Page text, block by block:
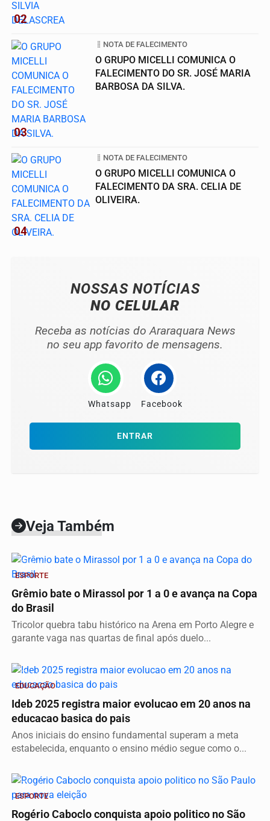
02
03
NOTA DE FALECIMENTO
O GRUPO MICELLI COMUNICA O
FALECIMENTO DO SR. JOSÉ MARIA
BARBOSA DA SILVA.
04
NOTA DE FALECIMENTO
O GRUPO MICELLI COMUNICA O
FALECIMENTO DA SRA. CELIA DE
OLIVEIRA.
NOSSAS NOTÍCIAS
NO CELULAR
Receba as notícias do Araraquara News
no seu app favorito de mensagens.
Whatsapp Facebook
ENTRAR
Veja Também
Vídeo
ESPORTE
Grêmio bate o Mirassol por 1 a 0 e avança na Copa
do Brasil
Tricolor quebra tabu histórico na Arena em Porto Alegre e
garante vaga nas quartas de final após duelo...
Vídeo
EDUCAÇÃO
Ideb 2025 registra maior evolucao em 20 anos na
educacao basica do pais
Anos iniciais do ensino fundamental superam a meta
estabelecida, enquanto o ensino médio segue como o...
Vídeo
ESPORTE
Rogério Caboclo conquista apoio politico no São